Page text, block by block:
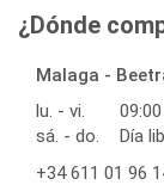
¿Dónde
Malaga -
lu. - vi.
sá. - do.
Día
+34 611 01 96